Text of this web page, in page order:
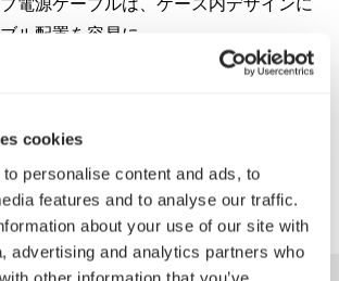
cookies
personalise content and ads, to
features and to analyse our traffic.
about your use of our site with
advertising and analytics partners who
other information that you’ve
ル配置を容易に
ッド、グリーン、ブルー、ホワイトの4
と140mmを2種類